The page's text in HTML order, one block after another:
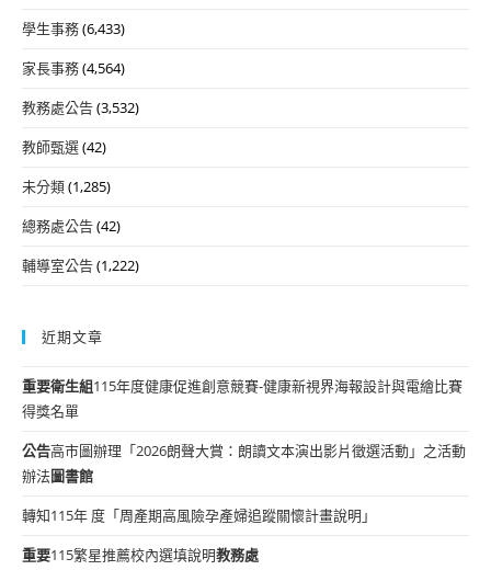
學生事務(6,433)
家長事務(4,564)
教務處公告(3,532)
教師甄選(42)
未分類(1,285)
總務處公告(42)
輔導室公告(1,222)
近期文章
重要衛生組115年度健康促進創意競賽-健康新視界海報設計與電繪比賽
得獎名單
公告高市圖辦理「2026朗聲大賞：朗讀文本演出影片徵選活動」之活動
辦法圖書館
轉知115年 度「周產期高風險孕產婦追蹤關懷計畫說明」
重要115繁星推薦校內選填說明教務處